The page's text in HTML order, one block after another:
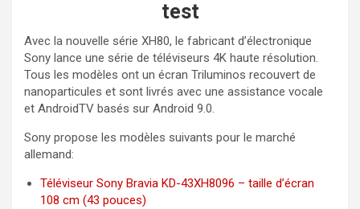
test
Avec la nouvelle série XH80, le fabricant d’électronique
Sony lance une série de téléviseurs 4K haute résolution.
Tous les modèles ont un écran Triluminos recouvert de
nanoparticules et sont livrés avec une assistance vocale
et AndroidTV basés sur Android 9.0.
Sony propose les modèles suivants pour le marché
allemand:
Téléviseur Sony Bravia KD-43XH8096 – taille d’écran
108 cm (43 pouces)